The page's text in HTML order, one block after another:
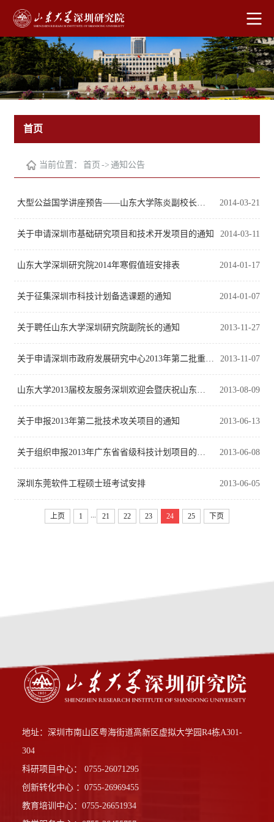
首页
当前位置： 首页 -> 通知公告
2014-03-21
大型公益国学讲座预告——山东大学陈炎副校长论“轴心时代的中国思想家”
2014-03-11
关于申请深圳市基础研究项目和技术开发项目的通知
2014-01-17
山东大学深圳研究院2014年寒假值班安排表
2014-01-07
关于征集深圳市科技计划备选课题的通知
2013-11-27
关于聘任山东大学深圳研究院副院长的通知
2013-11-07
关于申请深圳市政府发展研究中心2013年第二批重大课题研究计划的通知
2013-08-09
2013-06-13
关于申报2013年第二批技术攻关项目的通知
2013-06-08
2013-06-05
深圳东莞软件工程硕士班考试安排
上页 1 ... 21 22 23 24 25 下页
地址：深圳市南山区粤海街道高新区虚拟大学园R4栋A301-
304
科研项目中心： 0755-26071295
创新转化中心 ：0755-26969455
教育培训中心：0755-26651934